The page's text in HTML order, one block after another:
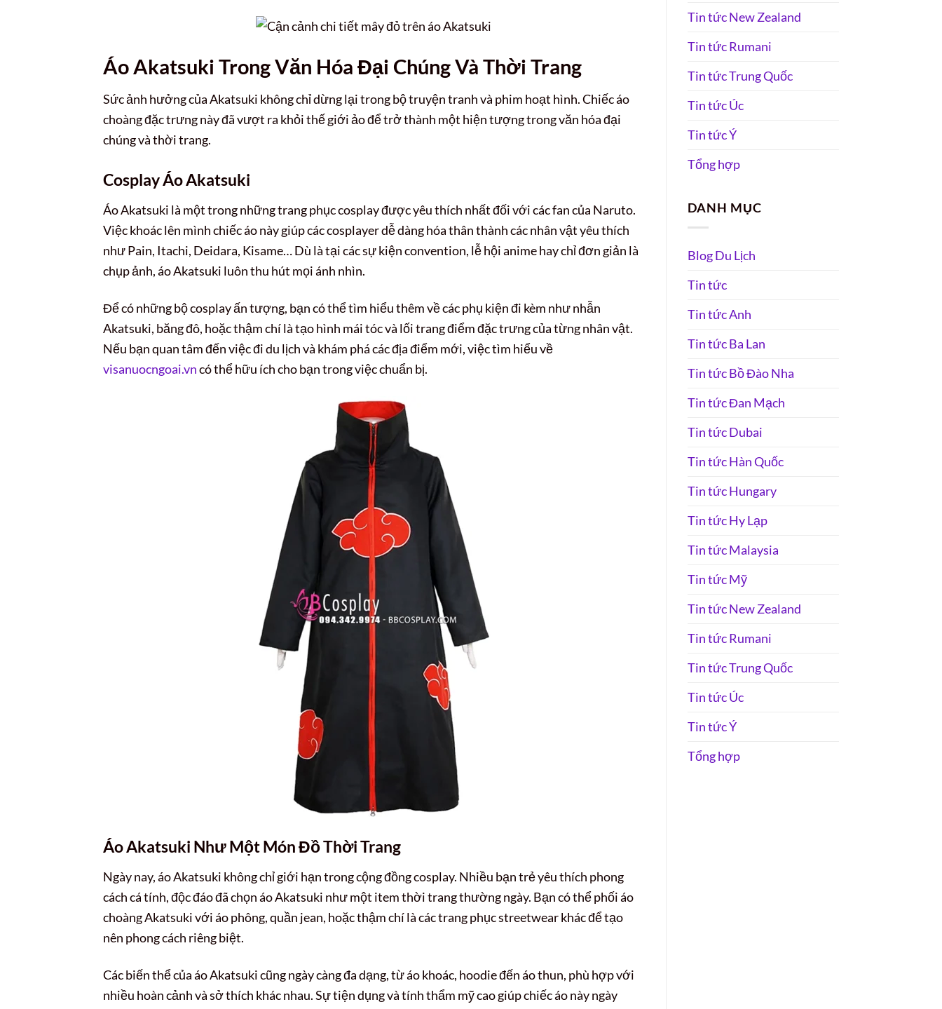
Áo Akatsuki Trong Văn Hóa Đại Chúng Và Thời Trang
Sức ảnh hưởng của Akatsuki không chỉ dừng lại trong bộ truyện tranh và phim hoạt hình. Chiếc áo
choàng đặc trưng này đã vượt ra khỏi thế giới ảo để trở thành một hiện tượng trong văn hóa đại
chúng và thời trang.
Cosplay Áo Akatsuki
Áo Akatsuki là một trong những trang phục cosplay được yêu thích nhất đối với các fan của Naruto.
Việc khoác lên mình chiếc áo này giúp các cosplayer dễ dàng hóa thân thành các nhân vật yêu thích
như Pain, Itachi, Deidara, Kisame… Dù là tại các sự kiện convention, lễ hội anime hay chỉ đơn giản là
chụp ảnh, áo Akatsuki luôn thu hút mọi ánh nhìn.
Để có những bộ cosplay ấn tượng, bạn có thể tìm hiểu thêm về các phụ kiện đi kèm như nhẫn
Akatsuki, băng đô, hoặc thậm chí là tạo hình mái tóc và lối trang điểm đặc trưng của từng nhân vật.
Nếu bạn quan tâm đến việc đi du lịch và khám phá các địa điểm mới, việc tìm hiểu về
visanuocngoai.vncó thể hữu ích cho bạn trong việc chuẩn bị.
Áo Akatsuki Như Một Món Đồ Thời Trang
Ngày nay, áo Akatsuki không chỉ giới hạn trong cộng đồng cosplay. Nhiều bạn trẻ yêu thích phong
cách cá tính, độc đáo đã chọn áo Akatsuki như một item thời trang thường ngày. Bạn có thể phối áo
choàng Akatsuki với áo phông, quần jean, hoặc thậm chí là các trang phục streetwear khác để tạo
nên phong cách riêng biệt.
Các biến thể của áo Akatsuki cũng ngày càng đa dạng, từ áo khoác, hoodie đến áo thun, phù hợp với
nhiều hoàn cảnh và sở thích khác nhau. Sự tiện dụng và tính thẩm mỹ cao giúp chiếc áo này ngày
Tin tức New Zealand
Tin tức Rumani
Tin tức Trung Quốc
Tin tức Úc
Tin tức Ý
Tổng hợp
DANH MỤC
Blog Du Lịch
Tin tức
Tin tức Anh
Tin tức Ba Lan
Tin tức Bồ Đào Nha
Tin tức Đan Mạch
Tin tức Dubai
Tin tức Hàn Quốc
Tin tức Hungary
Tin tức Hy Lạp
Tin tức Malaysia
Tin tức Mỹ
Tin tức New Zealand
Tin tức Rumani
Tin tức Trung Quốc
Tin tức Úc
Tin tức Ý
Tổng hợp